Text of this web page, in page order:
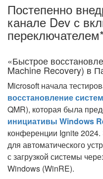
Постепенно
канале Dev с
переключателем*
«Быстрое
Machine Recovery) в
Microsoft начала
восстановление
QMR), которая была
инициативы Windows
конференции Ignite
для автоматического
с загрузкой системы
Windows (WinRE).